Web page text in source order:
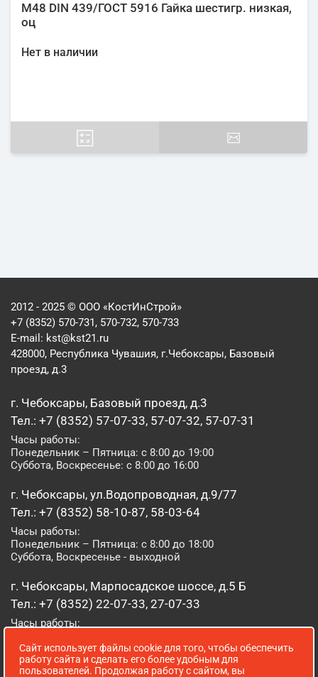
М48 DIN 439/ГОСТ 5916 Гайка шестигр. низкая,
оц
Нет в наличии
2012 - 2025 © ООО «КостИнСтрой»
+7 (8352) 570-731, 570-732, 570-733
E-mail: kst@kst21.ru
428000, Республика Чувашия, г.Чебоксары, Базовый
проезд, д.3
г. Чебоксары, Базовый проезд, д.3
Тел.: +7 (8352) 57-07-33, 57-07-32, 57-07-31
Часы работы:
Понедельник – Пятница: с 8:00 до 19:00
Суббота, Воскресенье: с 8:00 до 16:00
г. Чебоксары, ул.Водопроводная, д.9/77
Тел.: +7 (8352) 58-10-87, 58-03-64
Часы работы:
Понедельник – Пятница: с 8:00 до 18:00
Суббота, Воскресенье - выходной
г. Чебоксары, Марпосадское шоссе, д.5 Б
Тел.: +7 (8352) 22-07-33, 27-07-33
Часы работы:
Суббота, Воскресенье: с 8:00 до 16:00
Сайт использует файлы cookie для того, чтобы обеспечить
работу сайта и сделать его более удобным для
пользователей. Продолжая работу с сайтом, вы